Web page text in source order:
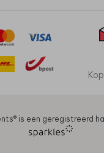
is een geregistreerd